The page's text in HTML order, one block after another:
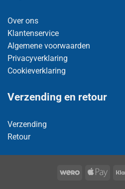
Over ons
Klantenservice
Algemene voorwaarden
Privacyverklaring
Cookieverklaring
Verzending en retour
Verzending
Retour
Wero
Apple